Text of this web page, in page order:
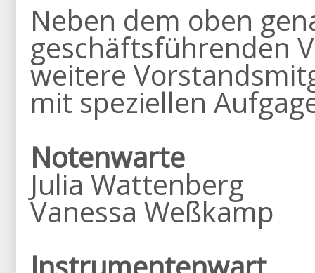
Neben dem oben
geschäftsführenden
weitere
mit speziellen
Notenwarte
Julia Wattenberg
Vanessa Weßkamp